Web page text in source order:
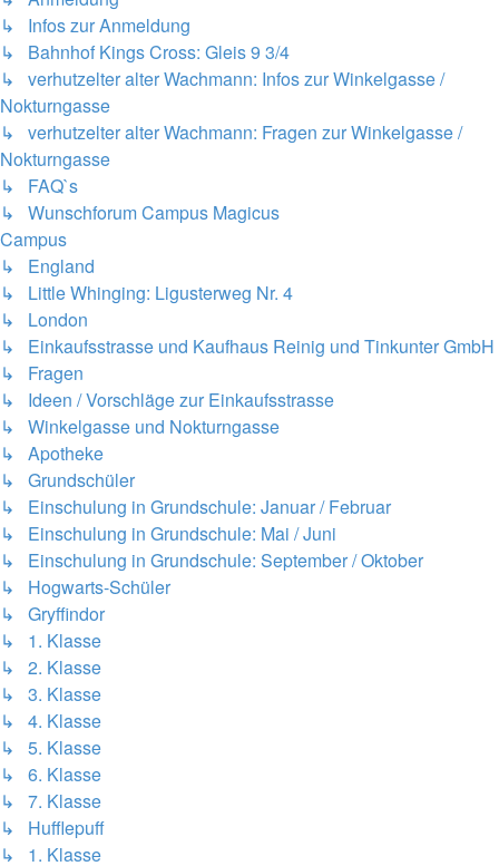
↳ Infos zur Anmeldung
↳ Bahnhof Kings Cross: Gleis 9 3/4
↳ verhutzelter alter Wachmann: Infos zur Winkelgasse /
Nokturngasse
↳ verhutzelter alter Wachmann: Fragen zur Winkelgasse /
Nokturngasse
↳ FAQ`s
↳ Wunschforum Campus Magicus
Campus
↳ England
↳ Little Whinging: Ligusterweg Nr. 4
↳ London
↳ Einkaufsstrasse und Kaufhaus Reinig und Tinkunter GmbH
↳ Fragen
↳ Ideen / Vorschläge zur Einkaufsstrasse
↳ Winkelgasse und Nokturngasse
↳ Apotheke
↳ Grundschüler
↳ Einschulung in Grundschule: Januar / Februar
↳ Einschulung in Grundschule: Mai / Juni
↳ Einschulung in Grundschule: September / Oktober
↳ Hogwarts-Schüler
↳ Gryffindor
↳ 1. Klasse
↳ 2. Klasse
↳ 3. Klasse
↳ 4. Klasse
↳ 5. Klasse
↳ 6. Klasse
↳ 7. Klasse
↳ Hufflepuff
↳ 1. Klasse